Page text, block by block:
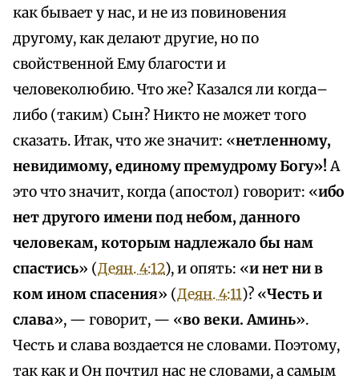
как бывает у нас, и не из повиновения
другому, как делают другие, но по
свойственной Ему благости и
человеколюбию. Что же? Казался ли когда–
либо (таким) Сын? Никто не может того
сказать. Итак, что же значит: «нетленному,
невидимому, единому премудрому Богу»!А
это что значит, когда (апостол) говорит: «ибо
нет другого имени под небом, данного
человекам, которым надлежало бы нам
спастись» (Деян. 4:12), и опять: «и нет ни в
ком ином спасения» (Деян. 4:11)? «Честь и
слава», — говорит, — «во веки. Аминь».
Честь и слава воздается не словами. Поэтому,
так как и Он почтил нас не словами, а самым